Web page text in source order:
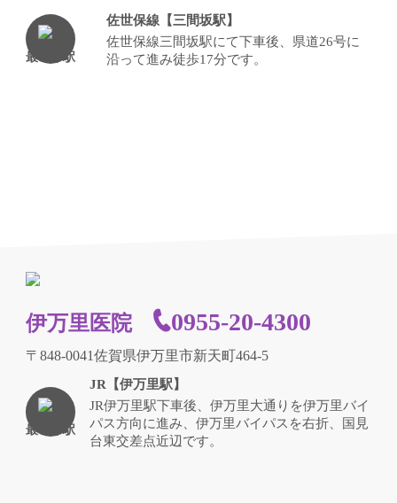
最寄り駅
佐世保線【三間坂駅】
佐世保線三間坂駅にて下車後、県道26号に
沿って進み徒歩17分です。
伊万里医院 0955-20-4300
〒848-0041佐賀県伊万里市新天町464-5
最寄り駅
JR【伊万里駅】
JR伊万里駅下車後、伊万里大通りを伊万里バイ
パス方向に進み、伊万里バイパスを右折、国見
台東交差点近辺です。